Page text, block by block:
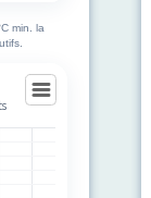
min. la